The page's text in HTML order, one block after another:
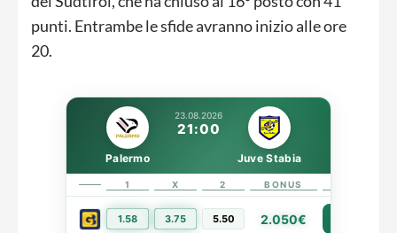
punti. Entrambe le sfide avranno inizio alle ore
20.
23.08.2026
21:00
Palermo Juve Stabia
1 X 2 BONUS
1.58 3.75 5.50 2.050€